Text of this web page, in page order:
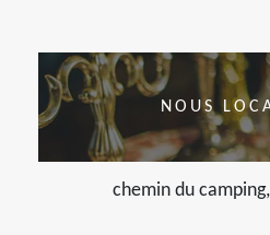
NOUS
chemin du